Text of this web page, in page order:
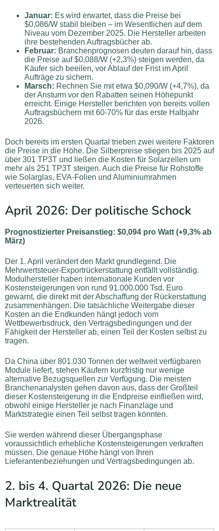
Januar: Es wird erwartet, dass die Preise bei
$0,086/W stabil bleiben – im Wesentlichen auf dem
Niveau vom Dezember 2025. Die Hersteller arbeiten
ihre bestehenden Auftragsbücher ab.
Februar: Branchenprognosen deuten darauf hin, dass
die Preise auf $0,088/W (+2,3%) steigen werden, da
Käufer sich beeilen, vor Ablauf der Frist im April
Aufträge zu sichern.
Marsch: Rechnen Sie mit etwa $0,090/W (+4,7%), da
der Ansturm vor den Rabatten seinen Höhepunkt
erreicht. Einige Hersteller berichten von bereits vollen
Auftragsbüchern mit 60-70% für das erste Halbjahr
2026.
Doch bereits im ersten Quartal trieben zwei weitere Faktoren
die Preise in die Höhe. Die Silberpreise stiegen bis 2025 auf
über 301 TP3T und ließen die Kosten für Solarzellen um
mehr als 251 TP3T steigen. Auch die Preise für Rohstoffe
wie Solarglas, EVA-Folien und Aluminiumrahmen
verteuerten sich weiter.
April 2026: Der politische Schock
Prognostizierter Preisanstieg: $0,094 pro Watt (+9,3% ab
März)
Der 1. April verändert den Markt grundlegend. Die
Mehrwertsteuer-Exportrückerstattung entfällt vollständig.
Modulhersteller haben internationale Kunden vor
Kostensteigerungen von rund 91.000.000 Tsd. Euro
gewarnt, die direkt mit der Abschaffung der Rückerstattung
zusammenhängen. Die tatsächliche Weitergabe dieser
Kosten an die Endkunden hängt jedoch vom
Wettbewerbsdruck, den Vertragsbedingungen und der
Fähigkeit der Hersteller ab, einen Teil der Kosten selbst zu
tragen.
Da China über 801.030 Tonnen der weltweit verfügbaren
Module liefert, stehen Käufern kurzfristig nur wenige
alternative Bezugsquellen zur Verfügung. Die meisten
Branchenanalysten gehen davon aus, dass der Großteil
dieser Kostensteigerung in die Endpreise einfließen wird,
obwohl einige Hersteller je nach Finanzlage und
Marktstrategie einen Teil selbst tragen könnten.
Sie werden während dieser Übergangsphase
voraussichtlich erhebliche Kostensteigerungen verkraften
müssen. Die genaue Höhe hängt von Ihren
Lieferantenbeziehungen und Vertragsbedingungen ab.
2. bis 4. Quartal 2026: Die neue
Marktrealität